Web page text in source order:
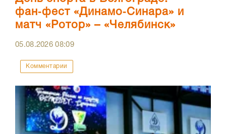
фан‑фест «Динамо‑Синара» и
матч «Ротор» – «Челябинск»
05.08.202608:09
Комментарии